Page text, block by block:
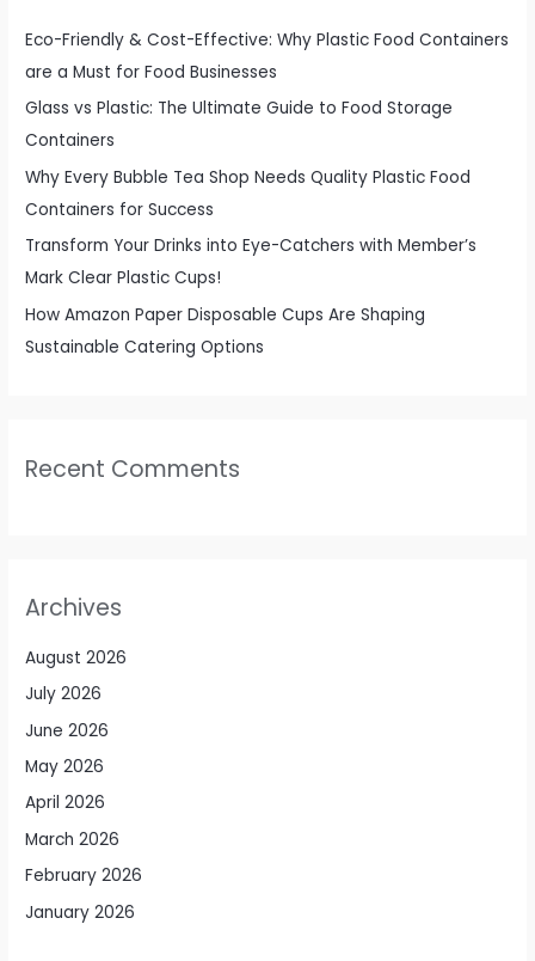
h
f
o
r
:
Eco-Friendly & Cost-Effective: Why Plastic Food Containers
are a Must for Food Businesses
Glass vs Plastic: The Ultimate Guide to Food Storage
Containers
Why Every Bubble Tea Shop Needs Quality Plastic Food
Containers for Success
Transform Your Drinks into Eye-Catchers with Member’s
Mark Clear Plastic Cups!
How Amazon Paper Disposable Cups Are Shaping
Sustainable Catering Options
Recent Comments
Archives
August 2026
July 2026
June 2026
May 2026
April 2026
March 2026
February 2026
January 2026